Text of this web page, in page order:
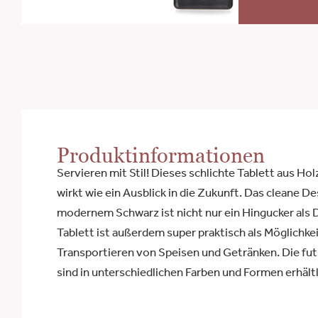
Produktinformationen
Servieren mit Stil! Dieses schlichte Tablett aus
wirkt wie ein Ausblick in die Zukunft. Das cleane
modernem Schwarz ist nicht nur ein Hingucker als
Tablett ist außerdem super praktisch als
Transportieren von Speisen und Getränken. Die
sind in unterschiedlichen Farben und Formen